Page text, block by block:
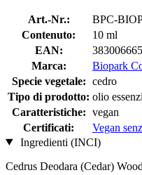
Art.-Nr.:
BPC-
Contenuto:
10 ml
EAN:
Marca:
Biopark
Specie vegetale: cedro
Tipo di prodotto: olio
Caratteristiche: vegan
Certificati:
Vegan
Ingredienti (INCI)
Cedrus Deodara (Cedar) Wood